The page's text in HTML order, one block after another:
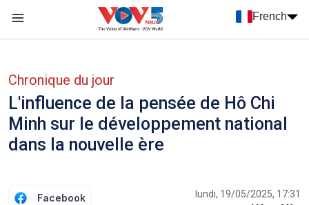
French
Chronique du jour
L'influence de la pensée de Hô Chi
Minh sur le développement national
dans la nouvelle ère
Facebook lundi, 19/05/2025, 17:31